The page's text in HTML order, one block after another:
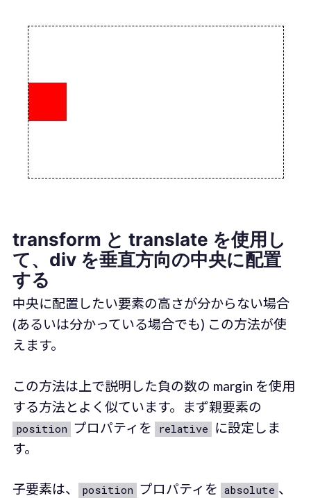
transform と translate を使用し
て、div を垂直方向の中央に配置
する
中央に配置したい要素の高さが分からない場合
(あるいは分かっている場合でも) この方法が使
えます。
この方法は上で説明した負の数の margin を使用
する方法とよく似ています。まず親要素の
position プロパティを relative に設定しま
す。
子要素は、 position プロパティを absolute 、